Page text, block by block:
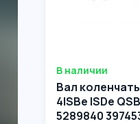
В наличии
Вал
4ISBe ISDe
5289840